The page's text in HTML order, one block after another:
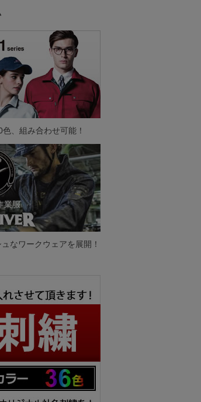
、組み合わせ可能！
なワークウェアを展開！